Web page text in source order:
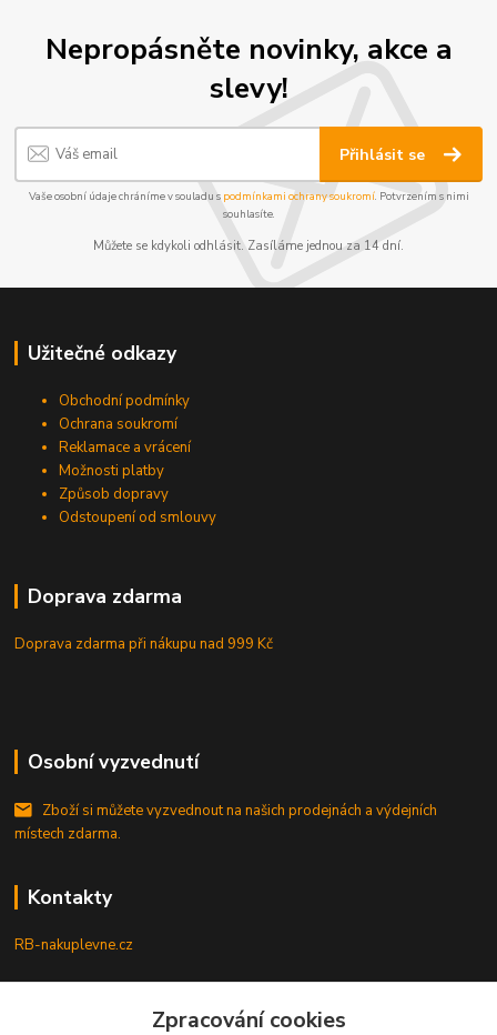
Nepropásněte novinky, akce a
slevy!
Přihlásit se
Vaše osobní údaje chráníme v souladu s podmínkami ochrany soukromí. Potvrzením s nimi
souhlasíte.
Můžete se kdykoli odhlásit. Zasíláme jednou za 14 dní.
Užitečné odkazy
Obchodní podmínky
Ochrana soukromí
Reklamace a vrácení
Možnosti platby
Způsob dopravy
Odstoupení od smlouvy
Doprava zdarma
Doprava zdarma při nákupunad 999 Kč
Osobní vyzvednutí
Zboží si můžete vyzvednout na našich prodejnách a výdejních
místech zdarma.
Kontakty
RB-nakuplevne.cz
+420 222722421Zpracování cookies